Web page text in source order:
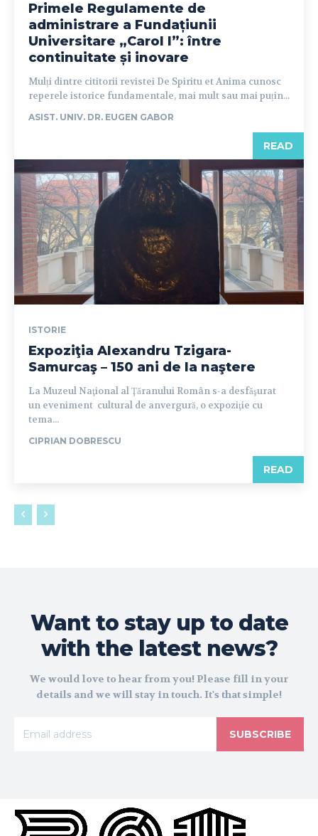
Primele Regulamente de
administrare a Fundațiunii
Universitare „Carol I”: între
continuitate și inovare
Mulți dintre cititorii revistei De Spiritu et Anima cunosc
reperele istorice fundamentale, mai mult sau mai puțin...
ASIST. UNIV. DR. EUGEN GABOR
READ
ISTORIE
Expoziţia Alexandru Tzigara-
Samurcaş – 150 ani de la naştere
La Muzeul Naţional al Ţăranului Român s-a desfăşurat
un eveniment cultural de anvergură, o expoziţie cu
tema...
CIPRIAN DOBRESCU
READ
Want to stay up to date
with the latest news?
We would love to hear from you! Please fill in your
details and we will stay in touch. It's that simple!
SUBSCRIBE